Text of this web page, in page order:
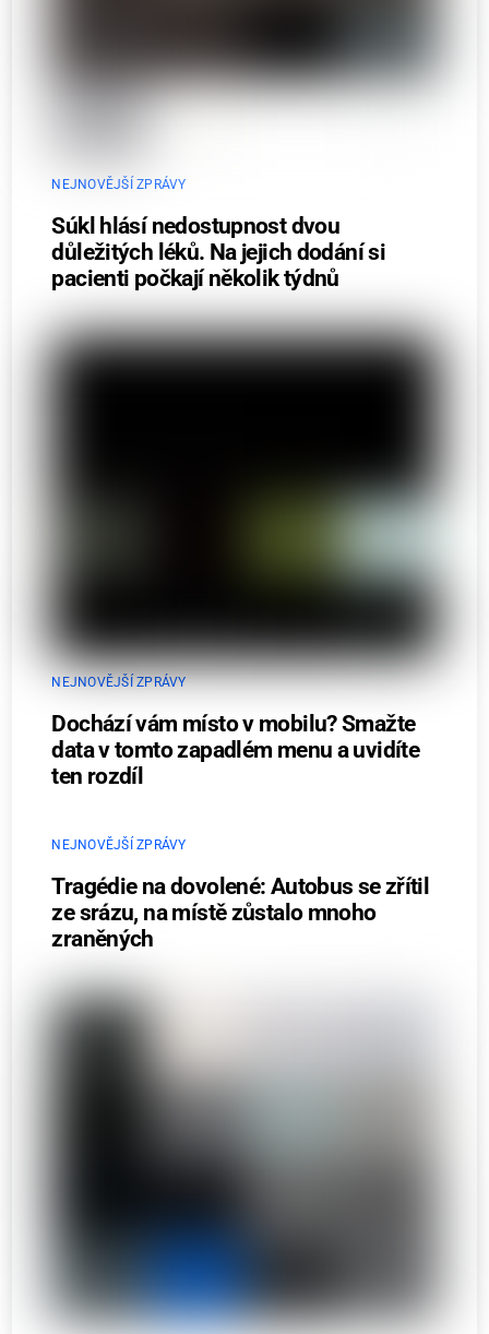
NEJNOVĚJŠÍ ZPRÁVY
Súkl hlásí nedostupnost dvou
důležitých léků. Na jejich dodání si
pacienti počkají několik týdnů
NEJNOVĚJŠÍ ZPRÁVY
Dochází vám místo v mobilu? Smažte
data v tomto zapadlém menu a uvidíte
ten rozdíl
NEJNOVĚJŠÍ ZPRÁVY
Tragédie na dovolené: Autobus se zřítil
ze srázu, na místě zůstalo mnoho
zraněných